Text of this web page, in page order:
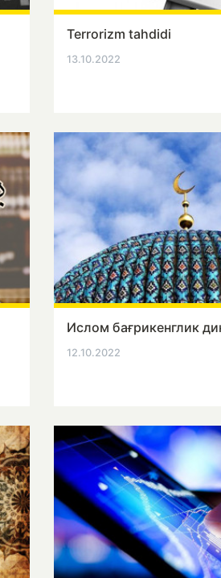
Terrorizm tahdidi
13.10.2022
Ислом бағрикенглик
12.10.2022